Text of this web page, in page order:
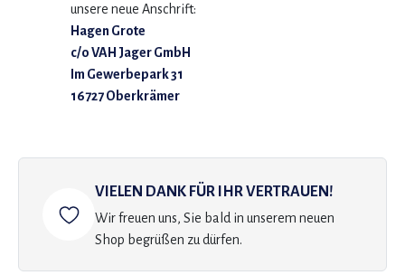
unsere neue Anschrift:
Hagen Grote
c/o VAH Jager GmbH
Im Gewerbepark 31
16727 Oberkrämer
VIELEN DANK FÜR IHR VERTRAUEN!
Wir freuen uns, Sie bald in unserem neuen
Shop begrüßen zu dürfen.